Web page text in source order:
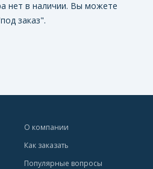
нет в наличии. Вы можете
заказ".
О компании
Как заказать
Популярные вопросы